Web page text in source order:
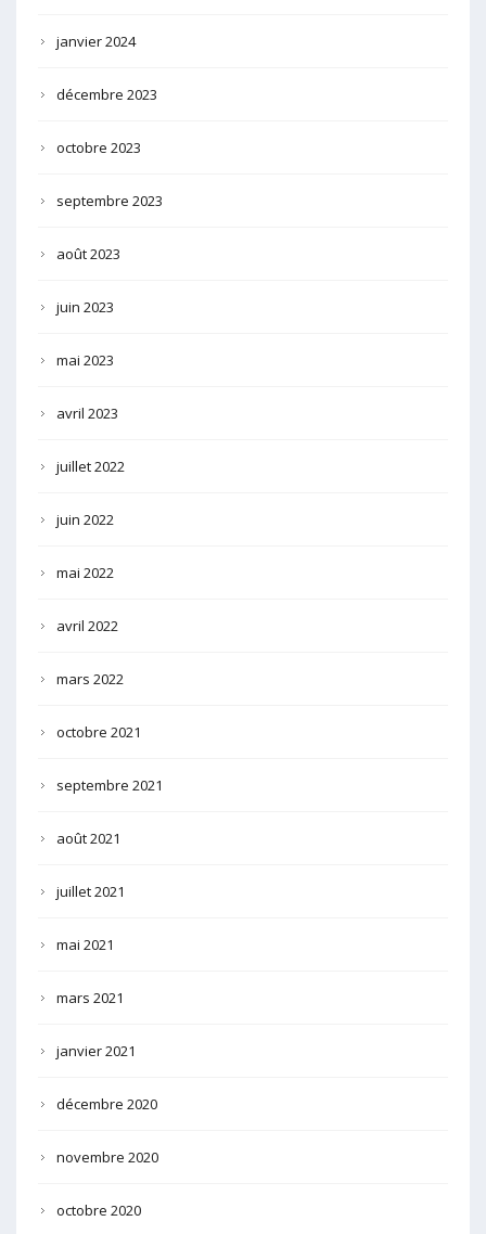
janvier 2024
décembre 2023
octobre 2023
septembre 2023
août 2023
juin 2023
mai 2023
avril 2023
juillet 2022
juin 2022
mai 2022
avril 2022
mars 2022
octobre 2021
septembre 2021
août 2021
juillet 2021
mai 2021
mars 2021
janvier 2021
décembre 2020
novembre 2020
octobre 2020